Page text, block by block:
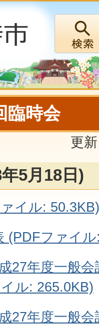
臨時会
更
5月18日)
イル: 50.3KB)
(PDFファイ
27年度一般会
ル: 265.0KB)
27年度一般会